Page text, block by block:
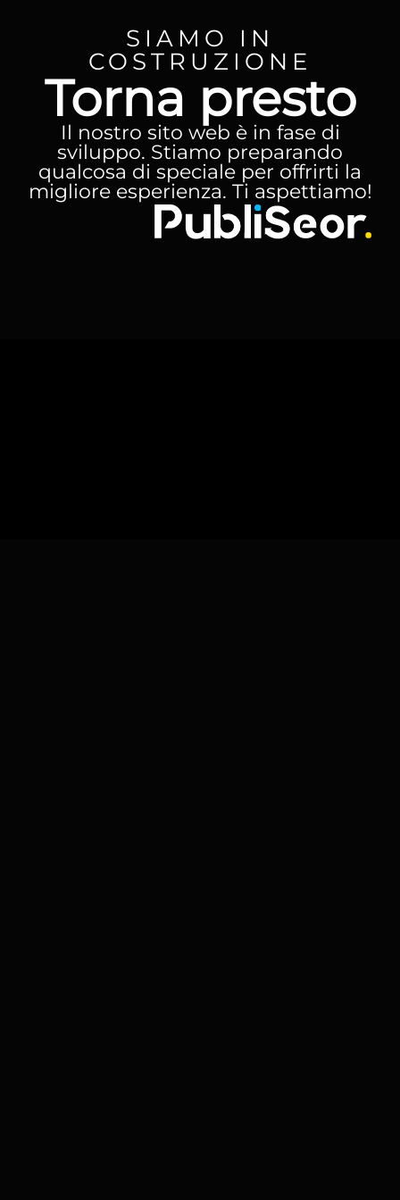
SIAMO IN
COSTRUZIONE
Torna presto
Il nostro sito web è in fase di
sviluppo. Stiamo preparando
qualcosa di speciale per offrirti la
migliore esperienza. Ti aspettiamo!